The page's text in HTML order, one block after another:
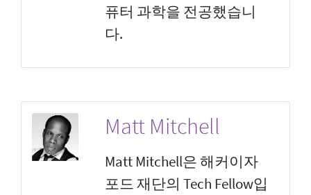
퓨터 과학을 전공했습니
다.
Matt Mitchell
Matt Mitchell은 해커이자
포드 재단의 Tech Fellow입